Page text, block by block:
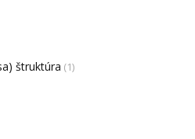
štruktúra (1)